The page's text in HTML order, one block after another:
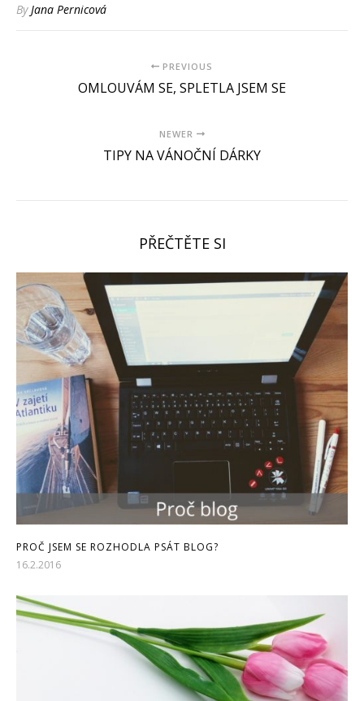
By Jana Pernicová
PREVIOUS
OMLOUVÁM SE, SPLETLA JSEM SE
NEWER
TIPY NA VÁNOČNÍ DÁRKY
PŘEČTĚTE SI
PROČ JSEM SE ROZHODLA PSÁT BLOG?
16.2.2016